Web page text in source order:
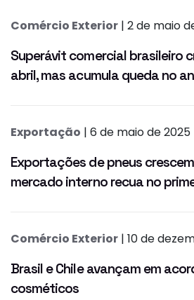
Comércio Exterior | 2 de maio
Superávit comercial brasileiro
abril, mas acumula queda no
Exportação | 6 de maio de 2025
Exportações de pneus
mercado interno recua no
Comércio Exterior | 10 de
Brasil e Chile avançam em
cosméticos